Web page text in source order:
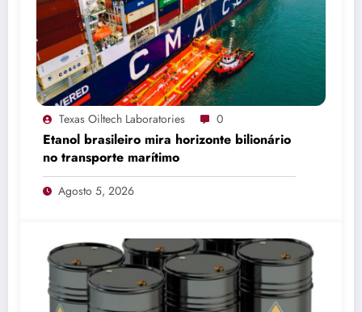
Texas Oiltech Laboratories 0
Etanol brasileiro mira horizonte bilionário
no transporte marítimo
Agosto 5, 2026